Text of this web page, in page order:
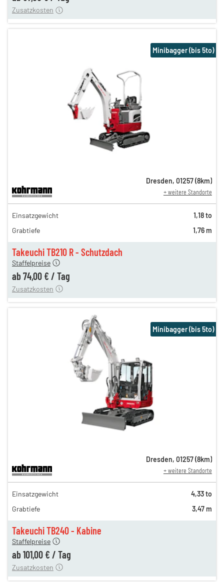
Zusatzkosten
Takeuchi TB210 R - Schutzdach
127,00 €
106,00 €
88,00 €
Staffelpreise
ab 74,00 € / Tag
12,00 €
Zusatzkosten
Minibagger (bis 5to)
Dresden, 01257(8km)
+ weitere Standorte
Einsatzgewicht
1,18 to
Grabtiefe
1,76 m
Takeuchi TB240 - Kabine
173,00 €
145,00 €
120,00 €
Staffelpreise
ab 101,00 € / Tag
12,00 €
Zusatzkosten
Minibagger (bis 5to)
Dresden, 01257(8km)
+ weitere Standorte
Einsatzgewicht
4,33 to
Grabtiefe
3,47 m